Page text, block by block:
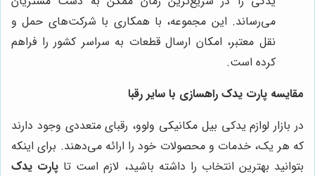
می‌رساند. این مجموعه، با همکاری با شرکت‌های حمل و
نقل معتبر، امکان ارسال قطعات به سراسر کشور را فراهم
کرده است.
مقایسه پارت یدک راهسازی با سایر رقبا
در بازار لوازم یدکی بیل مکانیکی ولوو، رقبای متعددی وجود دارند
که هر یک، خدمات و محصولات خود را ارائه می‌دهند. برای اینکه
بتوانید بهترین انتخاب را داشته باشید، لازم است تا پارت یدک